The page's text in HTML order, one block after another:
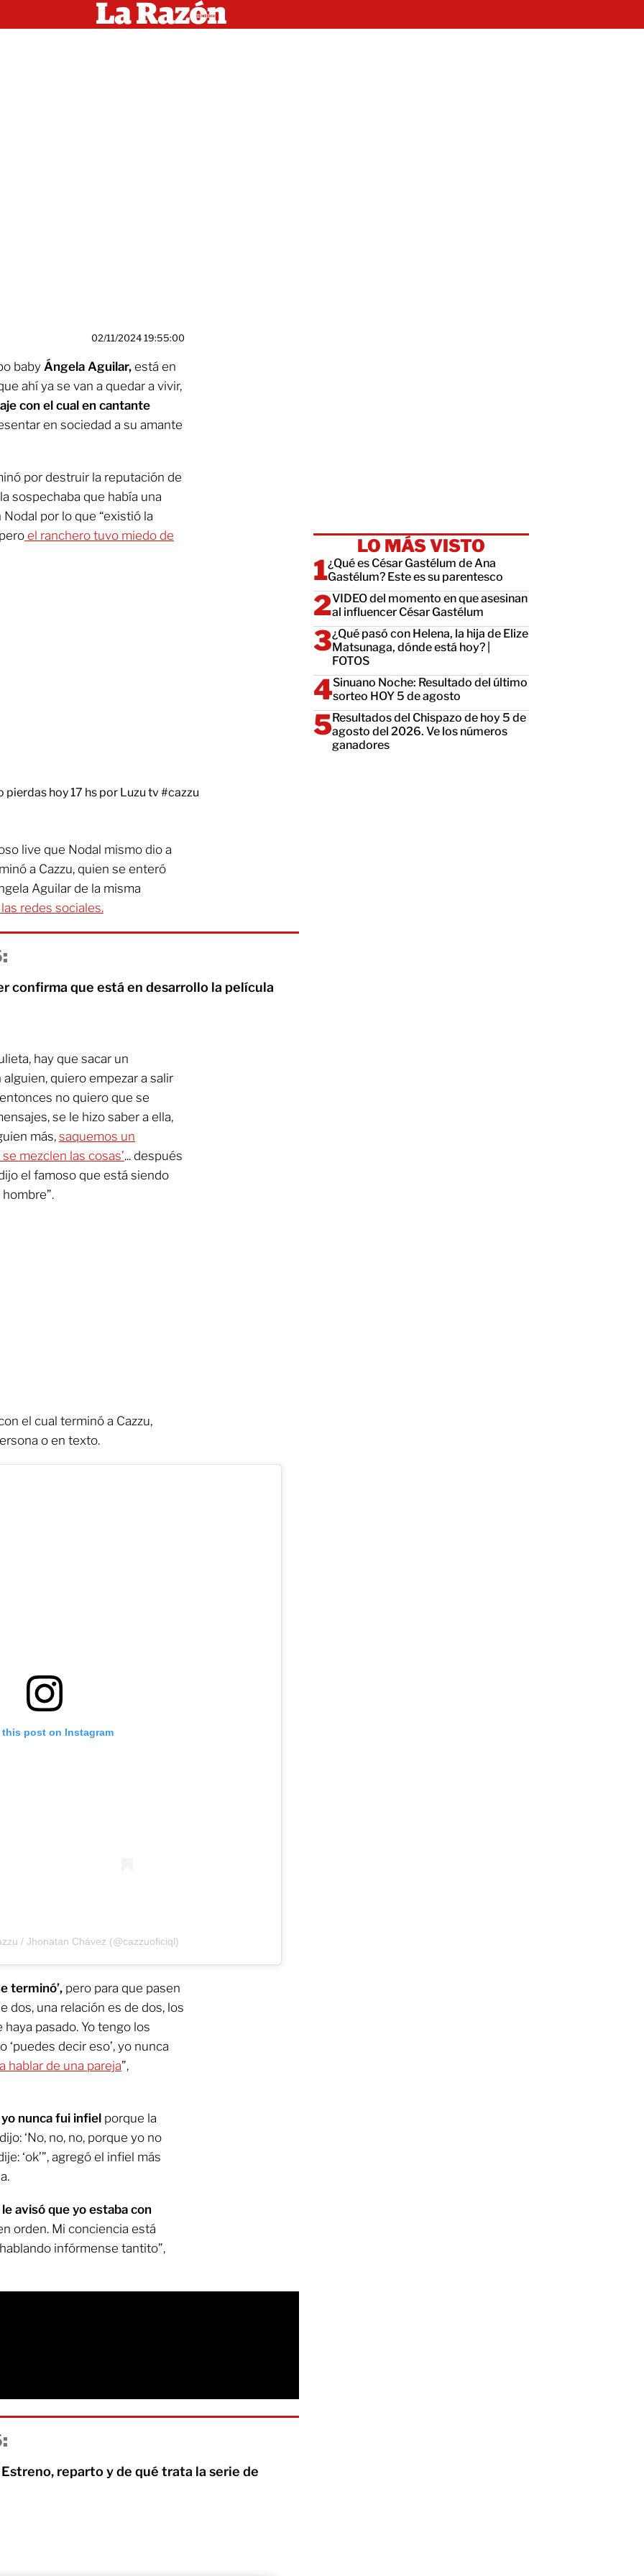
02/11/2024 19:55:00
baby Ángela Aguilar, está en
ahí ya se van a quedar a vivir,
con el cual en cantante
en sociedad a su amante
por destruir la reputación de
sospechaba que había una
por lo que “existió la
el ranchero tuvo miedo de
pierdas hoy 17 hs por Luzu tv#cazzu
live que Nodal mismo dio a
a Cazzu, quien se enteró
Aguilar de la misma
redes sociales.
confirma que está en desarrollo la película
hay que sacar un
quiero empezar a salir
no quiero que se
se le hizo saber a ella,
más, saquemos un
mezclen las cosas’... después
el famoso que está siendo
el cual terminó a Cazzu,
o en texto.
this post on Instagram
/ Jhonatan Chávez (@cazzuoficiql)
terminó’, pero para que pasen
dos, una relación es de dos, los
pasado. Yo tengo los
decir eso’, yo nunca
hablar de una pareja”,
nunca fui infiel porque la
‘No, no, no, porque yo no
‘ok’”, agregó el infiel más
avisó que yo estaba con
orden. Mi conciencia está
infórmense tantito”,
reparto y de qué trata la serie de
LO MÁS VISTO
¿Qué es César Gastélum de Ana
Gastélum? Este es su parentesco
VIDEO del momento en que asesinan
al influencer César Gastélum
¿Qué pasó con Helena, la hija de Elize
Matsunaga, dónde está hoy? |
FOTOS
Sinuano Noche: Resultado del último
sorteo HOY 5 de agosto
Resultados del Chispazo de hoy 5 de
agosto del 2026. Ve los números
ganadores